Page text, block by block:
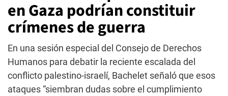
en Gaza podrían constituir
crímenes de guerra
En una sesión especial del Consejo de Derechos
Humanos para debatir la reciente escalada del
conflicto palestino-israelí, Bachelet señaló que esos
ataques “siembran dudas sobre el cumplimiento